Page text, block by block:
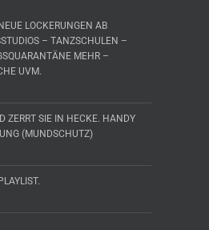
LOCKERUNGEN AB
– TANZSCHULEN –
MEHR –
UVM.
ZERRT SIE IN HECKE. HANDY
(MUNDSCHUTZ)